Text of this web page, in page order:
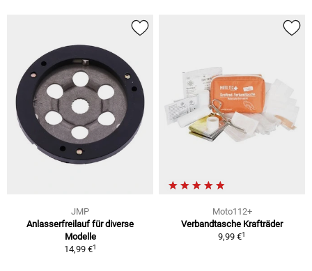
JMP
Anlasserfreilauf für diverse
Modelle
14,99 €1
Moto112+
Verbandtasche Krafträder
9,99 €1